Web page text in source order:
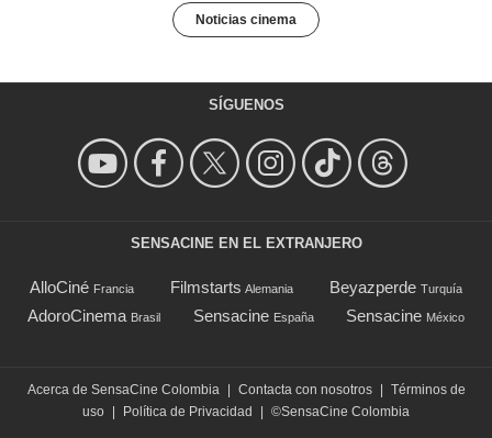
Noticias cinema
SÍGUENOS
SENSACINE EN EL EXTRANJERO
AlloCiné Francia Filmstarts Alemania Beyazperde Turquía
AdoroCinema Brasil Sensacine España Sensacine México
Acerca de SensaCine Colombia Contacta con nosotros
Términos de
uso
Política de Privacidad ©SensaCine Colombia